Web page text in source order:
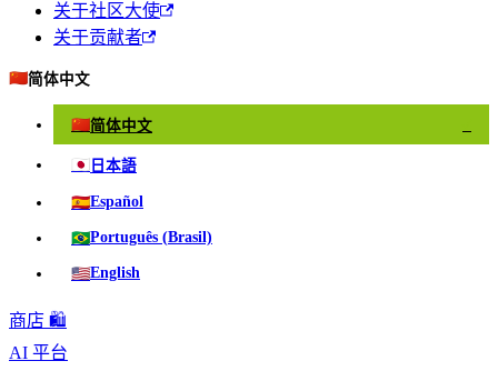
关于社区大使
关于贡献者
🇨🇳简体中文
🇨🇳简体中文
🇯🇵 日本語
🇪🇸Español
🇧🇷Português (Brasil)
🇺🇸English
商店 🛍️
AI 平台